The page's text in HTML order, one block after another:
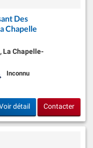
Des
Chapelle
La Chapelle-
Superficie du terrain:
Inconnu
détail Contacter